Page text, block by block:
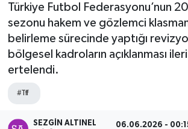
Türkiye Futbol Federasyonu’nun
sezonu hakem ve gözlemci
belirleme sürecinde yaptığı
bölgesel kadroların açıklanması
ertelendi.
#Tff
SEZGIN ALTINEL 06.06.2026 -
SPOR
ULUSAL
RESMİ İLAN